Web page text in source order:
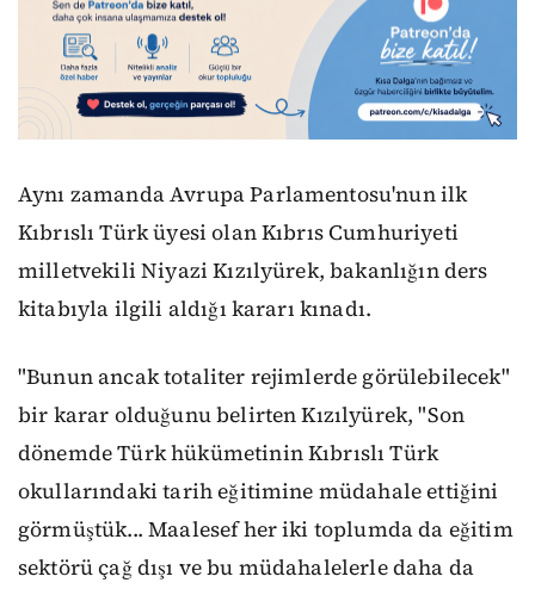
Aynı zamanda Avrupa Parlamentosu'nun ilk
Kıbrıslı Türk üyesi olan Kıbrıs Cumhuriyeti
milletvekili Niyazi Kızılyürek, bakanlığın ders
kitabıyla ilgili aldığı kararı kınadı.
"Bunun ancak totaliter rejimlerde görülebilecek"
bir karar olduğunu belirten Kızılyürek, "Son
dönemde Türk hükümetinin Kıbrıslı Türk
okullarındaki tarih eğitimine müdahale ettiğini
görmüştük... Maalesef her iki toplumda da eğitim
sektörü çağ dışı ve bu müdahalelerle daha da